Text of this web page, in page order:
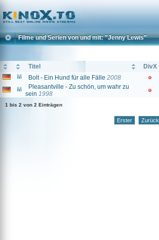
Home
Filme und Serien von und mit: "Jenny Lewis"
Titel DivX
Bolt - Ein Hund für alle Fälle 2008
Pleasantville - Zu schön, um wahr zu
sein 1998
1 bis 2 von 2 Einträgen
Erster Zurück